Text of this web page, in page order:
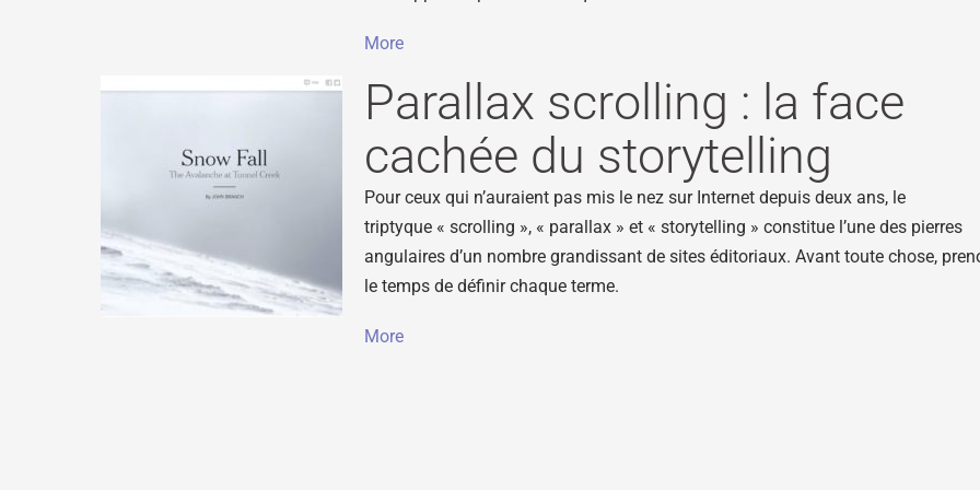
More
Parallax scrolling : la face
cachée du storytelling
Pour ceux qui n’auraient pas mis le nez sur Internet depuis deux ans, le
triptyque « scrolling », « parallax » et « storytelling » constitue l’une des pierres
angulaires d’un nombre grandissant de sites éditoriaux. Avant toute chose,
le temps de définir chaque terme.
More